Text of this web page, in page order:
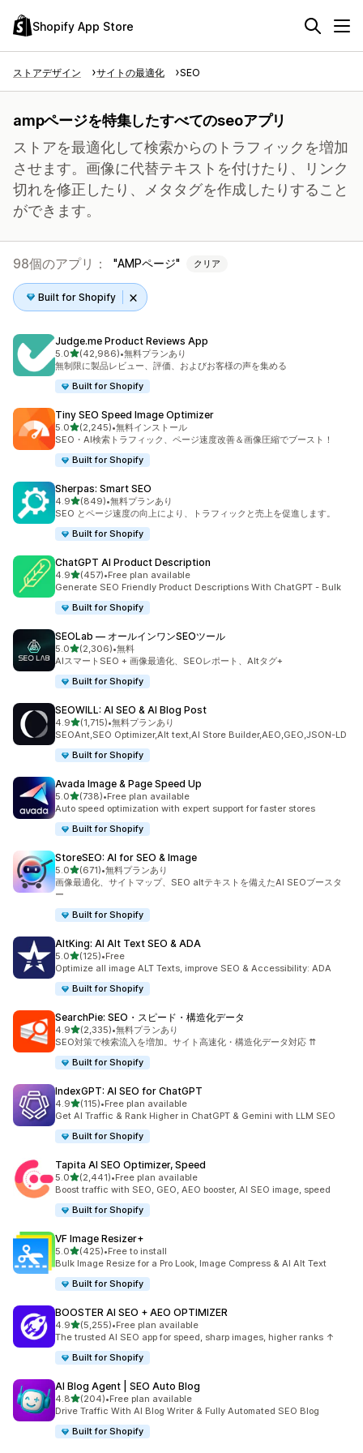
Shopify App Store
ストアデザイン サイトの最適化 SEO
ampページを特集したすべてのseoアプリ
ストアを最適化して検索からのトラフィックを増加
させます。画像に代替テキストを付けたり、リンク
切れを修正したり、メタタグを作成したりすること
ができます。
98個のアプリ： AMPページ クリア
Built for Shopify
Judge.me Product Reviews App
5.05つ星中
(42,986)
合計レビュー数：42986件
•無料プランあり
無制限に製品レビュー、評価、およびお客様の声を集める
Built for Shopify
Tiny SEO Speed Image Optimizer
5.05つ星中
(2,245)
合計レビュー数：2245件
•無料インストール
SEO・AI検索トラフィック、ページ速度改善＆画像圧縮でブースト！
Built for Shopify
Sherpas: Smart SEO
4.95つ星中
(849)
合計レビュー数：849件
•無料プランあり
SEO とページ速度の向上により、トラフィックと売上を促進します。
Built for Shopify
ChatGPT AI Product Description
4.95つ星中
(457)
合計レビュー数：457件
•Free plan available
Generate SEO Friendly Product Descriptions With ChatGPT - Bulk
Built for Shopify
SEOLab — オールインワンSEOツール
5.05つ星中
(2,306)
合計レビュー数：2306件
•無料
AIスマートSEO + 画像最適化、SEOレポート、Altタグ+
Built for Shopify
SEOWILL: AI SEO & AI Blog Post
4.95つ星中
(1,715)
合計レビュー数：1715件
•無料プランあり
SEOAnt,SEO Optimizer,Alt text,AI Store Builder,AEO,GEO,JSON-LD
Built for Shopify
Avada Image & Page Speed Up
5.05つ星中
(738)
合計レビュー数：738件
•Free plan available
Auto speed optimization with expert support for faster stores
Built for Shopify
StoreSEO: AI for SEO & Image
5.05つ星中
(671)
合計レビュー数：671件
•無料プランあり
画像最適化、サイトマップ、SEO altテキストを備えたAI SEOブースタ
ー
Built for Shopify
AltKing: AI Alt Text SEO & ADA
5.05つ星中
(125)
合計レビュー数：125件
•Free
Optimize all image ALT Texts, improve SEO & Accessibility: ADA
Built for Shopify
SearchPie: SEO・スピード・構造化データ
4.95つ星中
(2,335)
合計レビュー数：2335件
•無料プランあり
SEO対策で検索流入を増加。サイト高速化・構造化データ対応 ⇈
Built for Shopify
IndexGPT: AI SEO for ChatGPT
4.95つ星中
(115)
合計レビュー数：115件
•Free plan available
Get AI Traffic & Rank Higher in ChatGPT & Gemini with LLM SEO
Built for Shopify
Tapita AI SEO Optimizer, Speed
5.05つ星中
(2,441)
合計レビュー数：2441件
•Free plan available
Boost traffic with SEO, GEO, AEO booster, AI SEO image, speed
Built for Shopify
VF Image Resizer+
5.05つ星中
(425)
合計レビュー数：425件
•Free to install
Bulk Image Resize for a Pro Look, Image Compress & AI Alt Text
Built for Shopify
BOOSTER AI SEO + AEO OPTIMIZER
4.95つ星中
(5,255)
合計レビュー数：5255件
•Free plan available
The trusted AI SEO app for speed, sharp images, higher ranks ↑
Built for Shopify
AI Blog Agent | SEO Auto Blog
4.85つ星中
(204)
合計レビュー数：204件
•Free plan available
Drive Traffic With AI Blog Writer & Fully Automated SEO Blog
Built for Shopify